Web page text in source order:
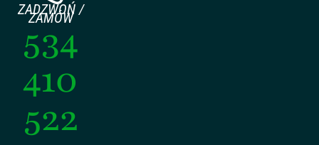
ZADZWOŃ /
ZAMÓW
534
410
522